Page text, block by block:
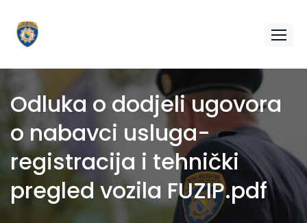
Odluka o dodjeli ugovora
o nabavci usluga-
registracija i tehnički
pregled vozila FUZIP.pdf